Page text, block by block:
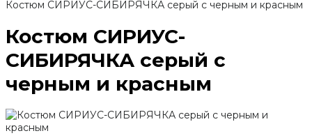
Костюм СИРИУС-СИБИРЯЧКА серый с черным и красным
Костюм СИРИУС-
СИБИРЯЧКА серый с
черным и красным